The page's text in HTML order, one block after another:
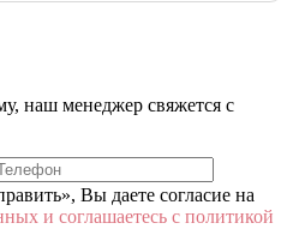
наш менеджер свяжется с
Вы даете согласие на
и соглашаетесь с политикой